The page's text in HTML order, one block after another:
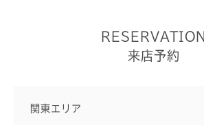
RESERVATION
来店予約
関東エリア